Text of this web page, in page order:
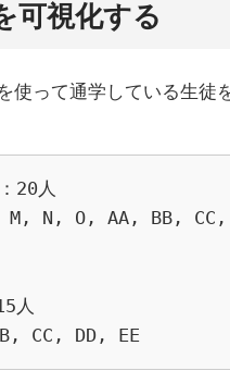
可視化する
使って通学している生徒
20人
N, O, AA, BB, CC,
人
CC, DD, EE